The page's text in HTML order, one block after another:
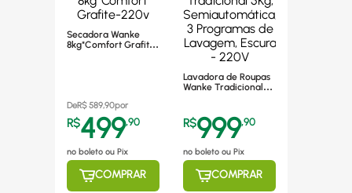
Secadora Wanke
8kg*Comfort Grafite-
DeR$589,90por
R$499,90
no boleto ou Pix
COMPRAR
Lavadora de Roupas
Wanke Tradicional
Programas de
Lavagem, Escura -
220V
R$999,90
no boleto ou Pix
COMPRAR